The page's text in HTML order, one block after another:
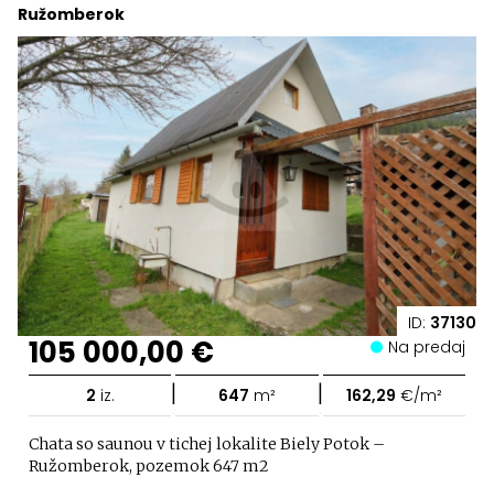
ID: 37130
Ružomberok
105 000,00 € Na predaj
2 iz. | 647 m² | 162,29 €/m²
Chata so saunou v tichej lokalite Biely Potok –
Ružomberok, pozemok 647 m2